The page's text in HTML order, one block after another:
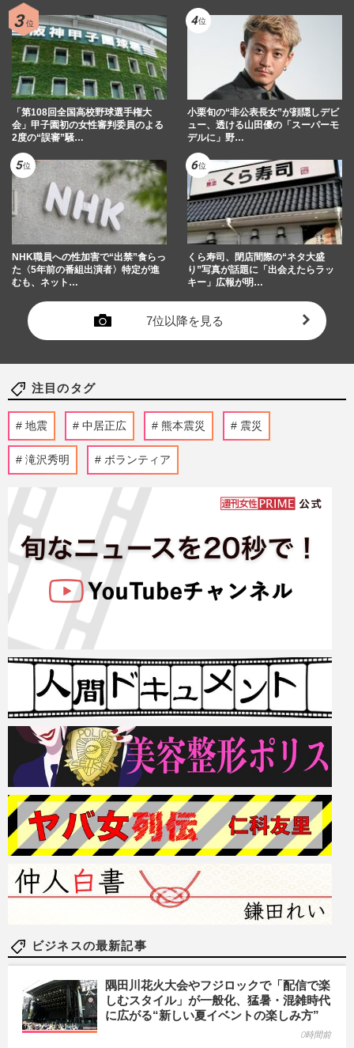
「第108回全国高校野球選手権大
会」甲子園初の女性審判委員のよる
2度の“誤審”騒…
小栗旬の“非公表長女”が顔隠しデビ
ュー、透ける山田優の「スーパーモ
デルに」野…
NHK職員への性加害で“出禁”食らっ
た〈5年前の番組出演者〉特定が進
むも、ネット…
くら寿司、閉店間際の“ネタ大盛
り”写真が話題に「出会えたらラッ
キー」広報が明…
7位以降を見る
注目のタグ
地震 中居正広 熊本震災 震災
滝沢秀明 ボランティア
ビジネスの最新記事
隅田川花火大会やフジロックで「配信で楽
しむスタイル」が一般化、猛暑・混雑時代
に広がる“新しい夏イベントの楽しみ方”
0時間前